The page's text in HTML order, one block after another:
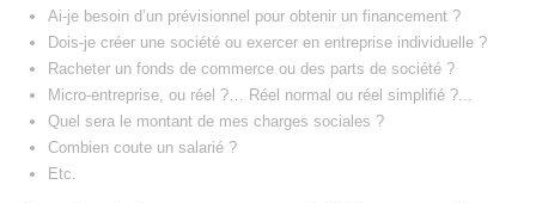
Ai-je besoin d’un prévisionnel pour obtenir un financement ?
Dois-je créer une société ou exercer en entreprise individuelle ?
Racheter un fonds de commerce ou des parts de société ?
Micro-entreprise, ou réel ?… Réel normal ou réel simplifié ?...
Quel sera le montant de mes charges sociales ?
Combien coute un salarié ?
Etc.